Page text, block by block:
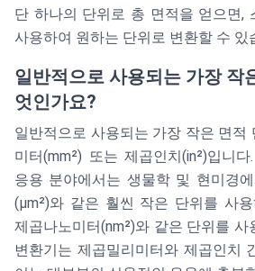
단 하나의 단위로 총 면적을 얻으면,
사용하여 원하는 단위로 변환할 수 있
일반적으로 사용되는 가장 작
엇인가요?
일반적으로 사용되는 가장 작은 면적
미터(mm²) 또는 제곱인치(in²)입니
응용 분야에서는 생물학 및 현미경
(μm²)와 같은 훨씬 작은 단위를 사
제곱나노미터(nm²)와 같은 단위를 사
변환기는 제곱밀리미터와 제곱인치